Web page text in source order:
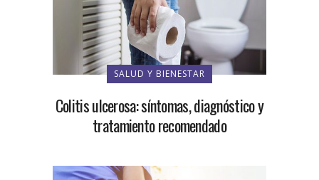
SALUD Y BIENESTAR
Colitis ulcerosa: síntomas, diagnóstico y
tratamiento recomendado